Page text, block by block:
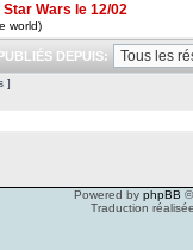
Wars le 12/02
world)
DEPUIS:
]
Powered by phpBB
Traduction